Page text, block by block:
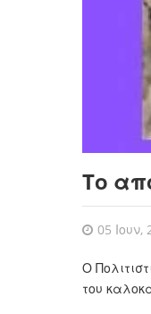
Tο
05 Ιουν,
Ο
του